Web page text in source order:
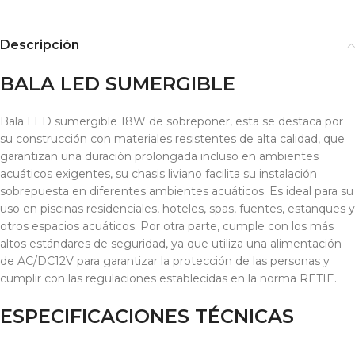
Descripción
BALA LED SUMERGIBLE
Bala LED sumergible 18W de sobreponer, esta se destaca por
su construcción con materiales resistentes de alta calidad, que
garantizan una duración prolongada incluso en ambientes
acuáticos exigentes, su chasis liviano facilita su instalación
sobrepuesta en diferentes ambientes acuáticos. Es ideal para su
uso en piscinas residenciales, hoteles, spas, fuentes, estanques y
otros espacios acuáticos. Por otra parte, cumple con los más
altos estándares de seguridad, ya que utiliza una alimentación
de AC/DC12V para garantizar la protección de las personas y
cumplir con las regulaciones establecidas en la norma RETIE.
ESPECIFICACIONES TÉCNICAS